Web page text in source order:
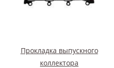
Прокладка выпускного
коллектора